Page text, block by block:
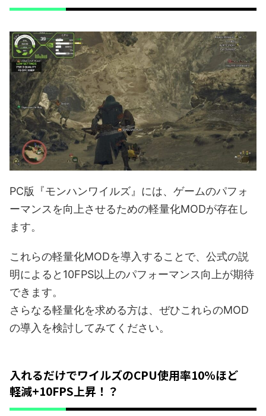
PC版『モンハンワイルズ』には、ゲームのパフォ
ーマンスを向上させるための軽量化MODが存在し
ます。
これらの軽量化MODを導入することで、公式の説
明によると10FPS以上のパフォーマンス向上が期待
できます。
さらなる軽量化を求める方は、ぜひこれらのMOD
の導入を検討してみてください。
入れるだけでワイルズのCPU使用率10%ほど
軽減+10FPS上昇！？